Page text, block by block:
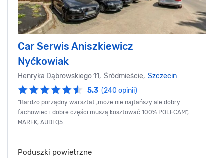
Car Serwis Aniszkiewicz
Nyćkowiak
Henryka Dąbrowskiego 11, Śródmieście, Szczecin
5.3 (240 opinii)
"Bardzo porządny warsztat ,może nie najtańszy ale dobry
fachowiec i dobre części muszą kosztować 100% POLECAM",
MAREK, AUDI Q5
Poduszki powietrzne